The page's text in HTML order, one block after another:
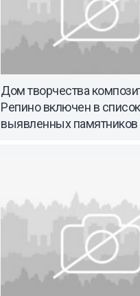
Дом творчества
Репино включен в список
выявленных памятников